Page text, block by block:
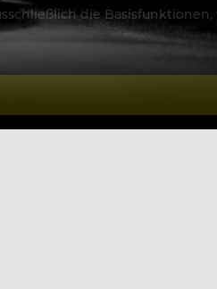
die Basisfunktionen,